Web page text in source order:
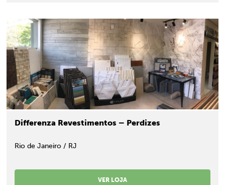
Differenza Revestimentos – Perdizes
Rio de Janeiro / RJ
VER LOJA